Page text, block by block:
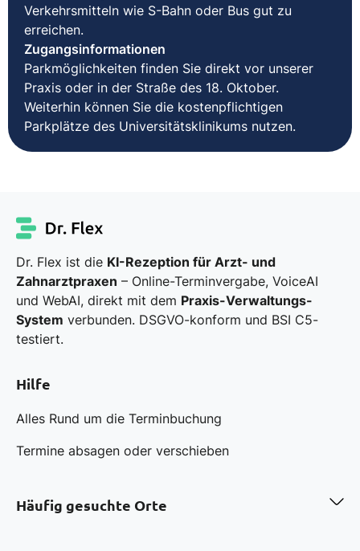
Verkehrsmitteln wie S-Bahn oder Bus gut zu
erreichen.
Zugangsinformationen
Parkmöglichkeiten finden Sie direkt vor unserer
Praxis oder in der Straße des 18. Oktober.
Weiterhin können Sie die kostenpflichtigen
Parkplätze des Universitätsklinikums nutzen.
Dr. Flex ist die KI-Rezeption für Arzt- und
Zahnarztpraxen – Online-Terminvergabe, VoiceAI
und WebAI, direkt mit dem Praxis-Verwaltungs-
System verbunden. DSGVO-konform und BSI C5-
testiert.
Hilfe
Alles Rund um die Terminbuchung
Termine absagen oder verschieben
Häufig gesuchte Orte